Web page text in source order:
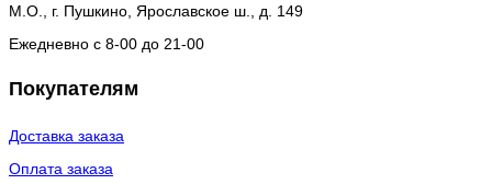
М.О., г. Пушкино, Ярославское ш., д. 149
Ежедневно с 8-00 до 21-00
Покупателям
Доставка заказа
Оплата заказа